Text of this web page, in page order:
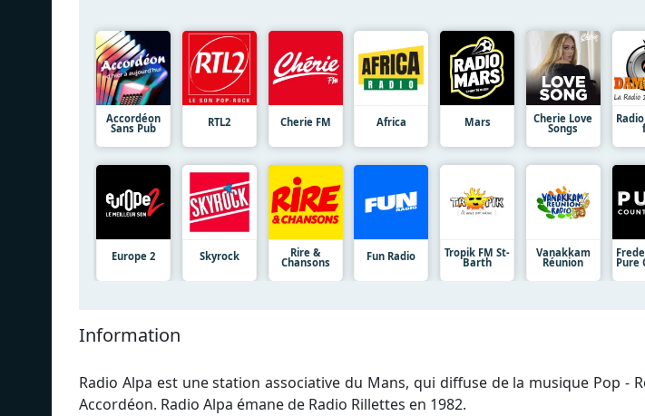
Accordéon
Sans Pub RTL2 Cherie FM Africa Mars Cherie Love
Songs
Europe 2 Skyrock Rire &
Chansons Fun Radio Tropik FM St-
Barth
Vanakkam
Réunion Pure
Information
Radio Alpa est une station associative du Mans, qui diffuse de la musique Pop -
Accordéon. Radio Alpa émane de Radio Rillettes en 1982.